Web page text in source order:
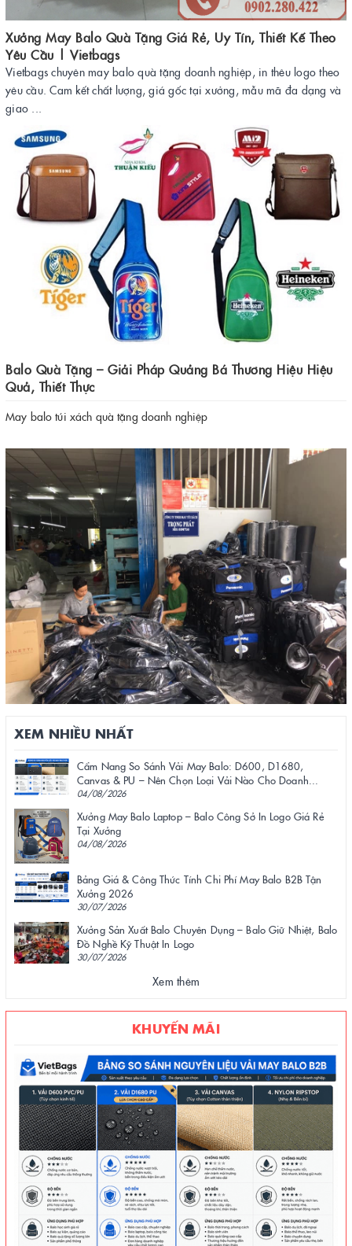
Xưởng May Balo Quà Tặng Giá Rẻ, Uy Tín, Thiết Kế Theo
Yêu Cầu | Vietbags
Vietbags chuyên may balo quà tặng doanh nghiệp, in thêu logo theo
yêu cầu. Cam kết chất lượng, giá gốc tại xưởng, mẫu mã đa dạng và
giao ...
Balo Quà Tặng – Giải Pháp Quảng Bá Thương Hiệu Hiệu
Quả, Thiết Thực
May balo túi xách quà tặng doanh nghiệp
XEM NHIỀU NHẤT
Cẩm Nang So Sánh Vải May Balo: D600, D1680,
Canvas & PU – Nên Chọn Loại Vải Nào Cho Doanh...
04/08/2026
Xưởng May Balo Laptop – Balo Công Sở In Logo Giá Rẻ
Tại Xưởng
04/08/2026
Bảng Giá & Công Thức Tính Chi Phí May Balo B2B Tận
Xưởng 2026
30/07/2026
Xưởng Sản Xuất Balo Chuyên Dụng – Balo Giữ Nhiệt, Balo
Đồ Nghề Kỹ Thuật In Logo
30/07/2026
Xem thêm
KHUYẾN MÃI